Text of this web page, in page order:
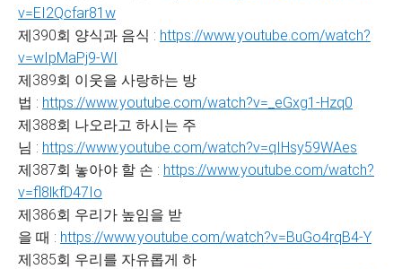
v=EI2Qcfar81w
제390회 양식과 음식 : https://www.youtube.com/watch?
v=wIpMaPj9-WI
제389회 이웃을 사랑하는 방
법 : https://www.youtube.com/watch?v=_eGxg1-Hzq0
제388회 나오라고 하시는 주
님 : https://www.youtube.com/watch?v=qIHsy59WAes
제387회 놓아야 할 손 : https://www.youtube.com/watch?
v=fl8lkfD47Io
제386회 우리가 높임을 받
을 때 : https://www.youtube.com/watch?v=BuGo4rqB4-Y
제385회 우리를 자유롭게 하